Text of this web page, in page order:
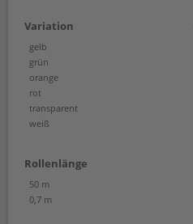
Variation
gelb
grün
orange
rot
transparent
weiß
Rollenlänge
50 m
0,7 m